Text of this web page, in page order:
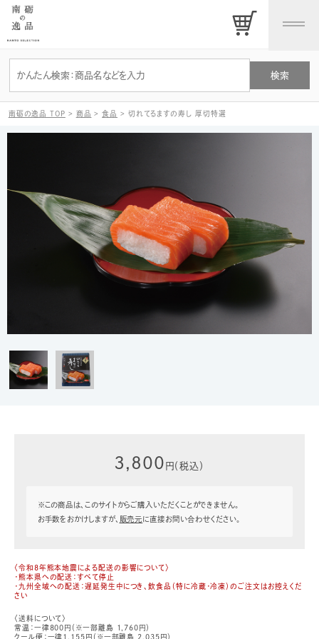
南砺の逸品 TOP > 商品 >食品 > 切れてるますの寿し 厚切特選
3,800 円（税込）
※この商品は、このサイトからご購入いただくことができません。
お手数をおかけしますが、
販売元 に直接お問い合わせください。
〈令和8年熊本地震による配送の影響について〉
・熊本県への配送：すべて停止
・九州全域への配送：遅延発生中につき、飲食品（特に冷蔵・冷凍）のご注文はお控えくだ
さい
〈送料について〉
常温：一律800円（※一部離島 1,760円）
クール便：一律1,155円（※一部離島 2,035円）